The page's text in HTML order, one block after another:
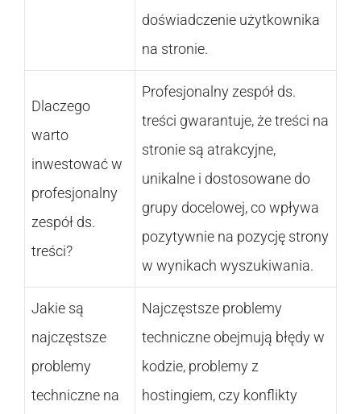
doświadczenie użytkownika
na stronie.
Dlaczego
warto
inwestować w
profesjonalny
zespół ds.
treści?
Profesjonalny zespół ds.
treści gwarantuje, że treści na
stronie są atrakcyjne,
unikalne i dostosowane do
grupy docelowej, co wpływa
pozytywnie na pozycję strony
w wynikach wyszukiwania.
Jakie są
najczęstsze
problemy
techniczne na
Najczęstsze problemy
techniczne obejmują błędy w
kodzie, problemy z
hostingiem, czy konflikty